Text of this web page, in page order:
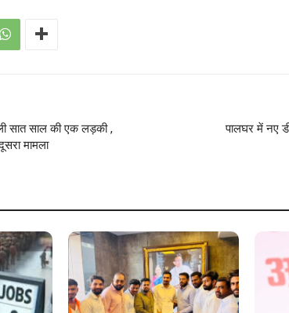
सात साल की एक लड़की ,
मामला
पालघर में नए